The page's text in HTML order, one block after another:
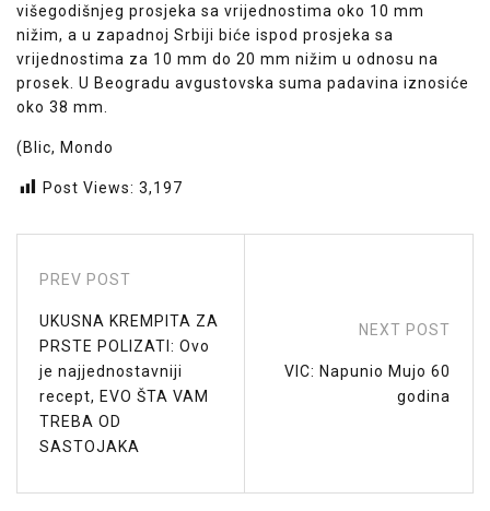
višegodišnjeg prosjeka sa vrijednostima oko 10 mm
nižim, a u zapadnoj Srbiji biće ispod prosjeka sa
vrijednostima za 10 mm do 20 mm nižim u odnosu na
prosek. U Beogradu avgustovska suma padavina iznosiće
oko 38 mm.
(Blic, Mondo
Post Views: 3,197
PREV POST
UKUSNA KREMPITA ZA
PRSTE POLIZATI: Ovo
je najjednostavniji
recept, EVO ŠTA VAM
TREBA OD
SASTOJAKA
NEXT POST
VIC: Napunio Mujo 60
godina